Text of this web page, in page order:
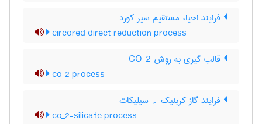
فرایند احیاء مستقیم سیر کورد
circored direct reduction process
قالب گیری به روش CO_2
co_2 process
فرایند گاز کربنیک ۔ سیلیکات
co_2-silicate process